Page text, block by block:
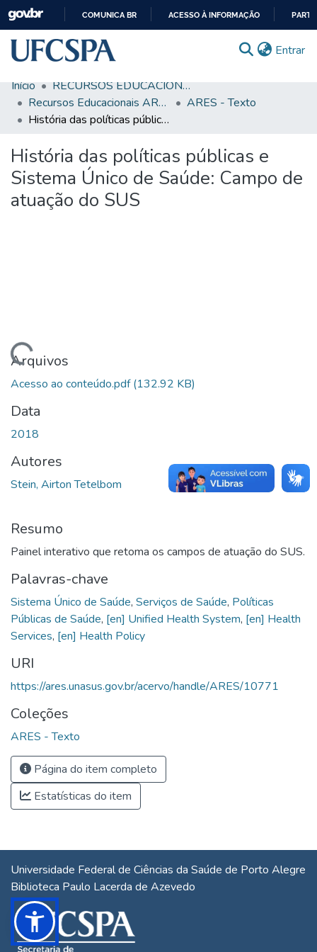
CONTEÚDO
COMUNICA BR ACESSO À INFORMAÇÃO
Entrar
Comunidades & Coleções
Busca Facetada
Estatísticas
Autoarquivamento
Sobre o RI-UFCSPA
Início
RECURSOS EDUCACIONAIS
Recursos Educacionais ARES/UNA-SUS
ARES - Texto
História das políticas públicas e Sistema Único de Saúde: Campo de atuação do SUS
História das políticas públicas e
Sistema Único de Saúde: Campo de
atuação do SUS
Carregando...
Arquivos
Acesso ao conteúdo.pdf(132.92 KB)
Data
2018
Autores
Stein, Airton Tetelbom
Resumo
Painel interativo que retoma os campos de atuação do SUS.
Palavras-chave
Sistema Único de Saúde, Serviços de Saúde, Políticas
Públicas de Saúde, [en] Unified Health System, [en] Health
Services, [en] Health Policy
URI
https://ares.unasus.gov.br/acervo/handle/ARES/10771
Coleções
ARES - Texto
Página do item completo
Estatísticas do item
Universidade Federal de Ciências da Saúde de Porto Alegre
Biblioteca Paulo Lacerda de Azevedo